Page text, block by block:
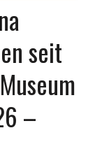
seit
–